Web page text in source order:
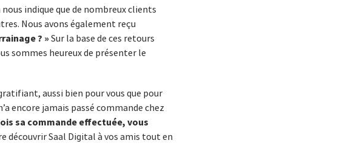
nous indique que de nombreux clients
Nous avons également reçu
? »Sur la base de ces retours
sommes heureux de présenter le
aussi bien pour vous que pour
encore jamais passé commande chez
sa commande effectuée, vous
découvrir Saal Digital à vos amis tout en